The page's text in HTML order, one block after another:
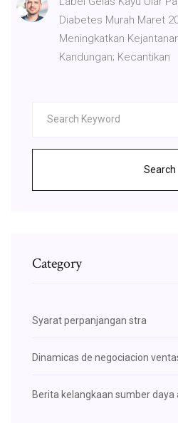
Diabetes Murah Maret
Meningkatkan
Kandungan; Kecantikan
Search
Category
Syarat perpanjangan stra
Dinamicas de negociacion
Berita kelangkaan sumber daya